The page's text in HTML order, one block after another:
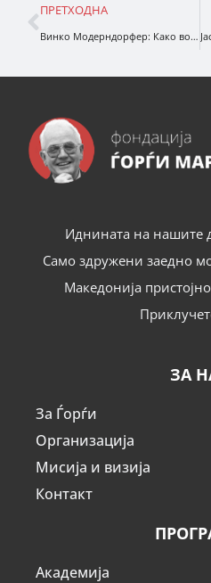
ПРЕТХОДНА
Винко Модерндорфер: Како во филм
Иднината на нашите
Само здружени заедно
Македонија
ЗА
За Ѓорѓи
Организација
Мисија и визија
Контакт
Академија